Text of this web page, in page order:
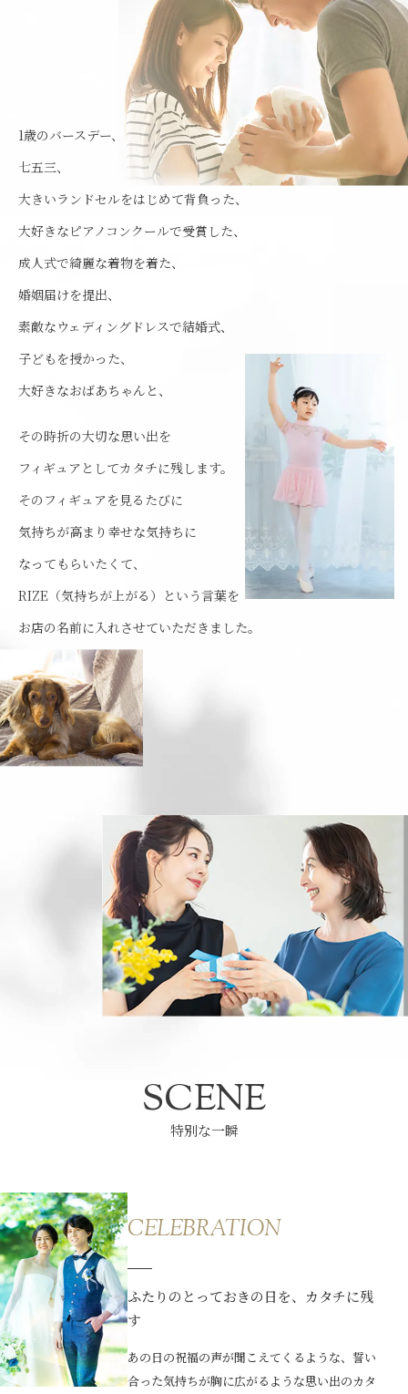
1歳のバースデー、
七五三、
大きいランドセルをはじめて背負った、
大好きなピアノコンクールで受賞した、
成人式で綺麗な着物を着た、
婚姻届けを提出、
素敵なウェディングドレスで結婚式、
子どもを授かった、
大好きなおばあちゃんと、
その時折の大切な思い出を
フィギュアとしてカタチに残します。
そのフィギュアを見るたびに
気持ちが高まり幸せな気持ちに
なってもらいたくて、
RIZE（気持ちが上がる）という言葉を
お店の名前に入れさせていただきました。
SCENE
特別な一瞬
CELEBRATION
ふたりのとっておきの日を、カタチに残
す
あの日の祝福の声が聞こえてくるような、誓い
合った気持ちが胸に広がるような思い出のカタ